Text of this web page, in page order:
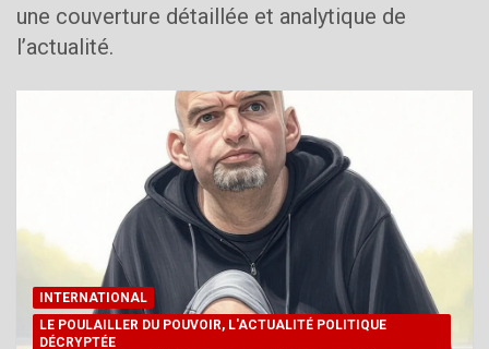
une couverture détaillée et analytique de
l’actualité.
INTERNATIONAL
LE POULAILLER DU POUVOIR, L'ACTUALITÉ POLITIQUE
DÉCRYPTÉE